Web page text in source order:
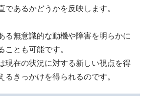
であるかどうかを反映します。
る無意識的な動機や障害を明らかに
ことも可能です。
現在の状況に対する新しい視点を得
るきっかけを得られるのです。